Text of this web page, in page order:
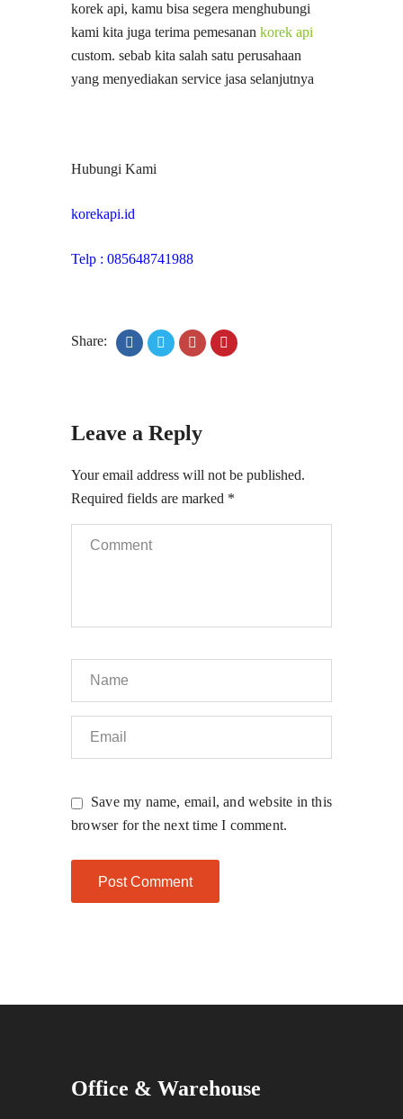
korek api, kamu bisa segera menghubungi
kami kita juga terima pemesanan korek api
custom. sebab kita salah satu perusahaan
yang menyediakan service jasa selanjutnya
Hubungi Kami
korekapi.id
Telp : 085648741988
Share:
Leave a Reply
Your email address will not be published.
Required fields are marked *
Save my name, email, and website in this
browser for the next time I comment.
Office & Warehouse